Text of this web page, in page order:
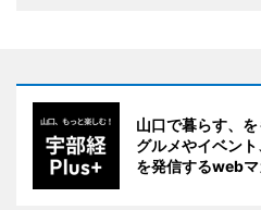
山口で暮らす、
グルメやイベン
を発信するwebマ